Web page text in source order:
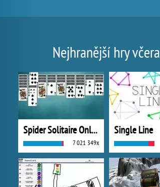
Nejhranější hry včera
Spider Solitaire Online
7 021 349x
Single Line